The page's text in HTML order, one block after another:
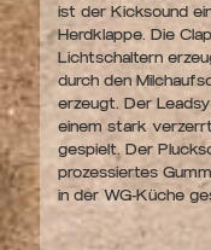
ist der Kicksound
Herdklappe. Die
Lichtschaltern
durch den
erzeugt. Der
einem stark
gespielt. Der
prozessiertes
in der WG-Küche